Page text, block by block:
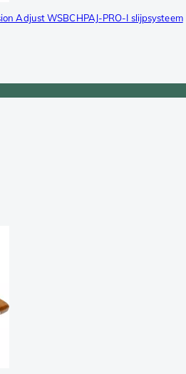
Adjust WSBCHPAJ-PRO-I slijpsysteem